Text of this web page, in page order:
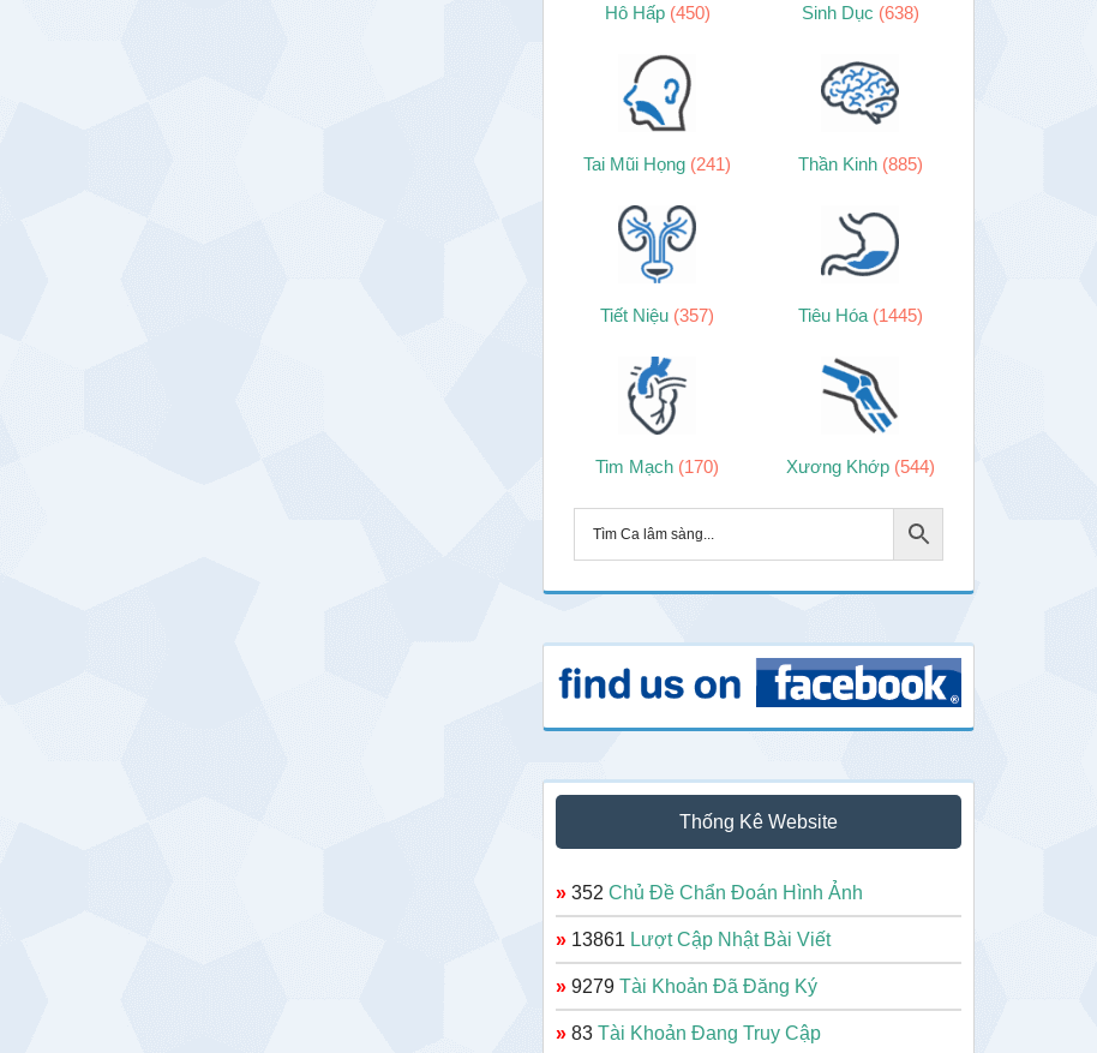
Hô Hấp (450) Sinh Dục (638)
Tai Mũi Họng (241) Thần Kinh (885)
Tiết Niệu (357) Tiêu Hóa (1445)
Tim Mạch (170) Xương Khớp (544)
Thống Kê Website
» 352 Chủ Đề Chẩn Đoán Hình Ảnh
» 13861 Lượt Cập Nhật Bài Viết
» 9279 Tài Khoản Đã Đăng Ký
» 83 Tài Khoản Đang Truy Cập